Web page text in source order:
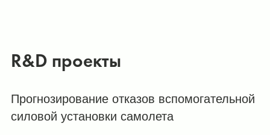
R&D проекты
Прогнозирование отказов вспомогательной
силовой установки самолета